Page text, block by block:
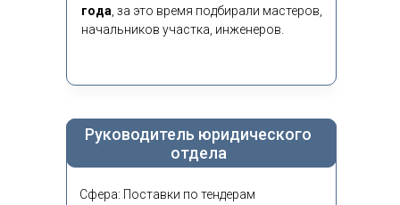
года за это время подбирали мастеров,
начальников участка, инженеров.
Руководитель юридического
отдела
Сфера: Поставки по тендерам